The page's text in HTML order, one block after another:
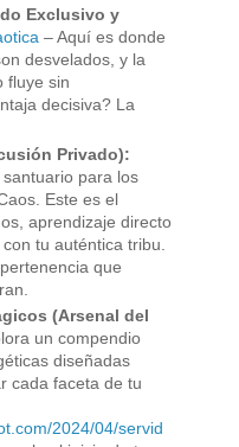
Exclusivo y
– Aquí es donde
desvelados, y la
fluye sin
decisiva? La
Privado):
santuario para los
Este es el
aprendizaje directo
tu auténtica tribu.
que
(Arsenal del
un compendio
diseñadas
cada faceta de tu
2024/04/servid